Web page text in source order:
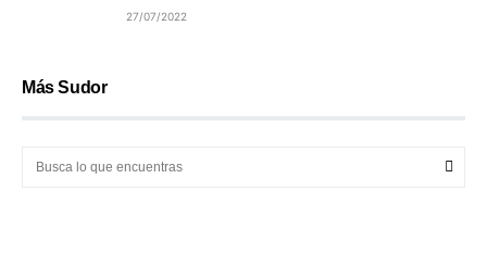
27/07/2022
Más Sudor